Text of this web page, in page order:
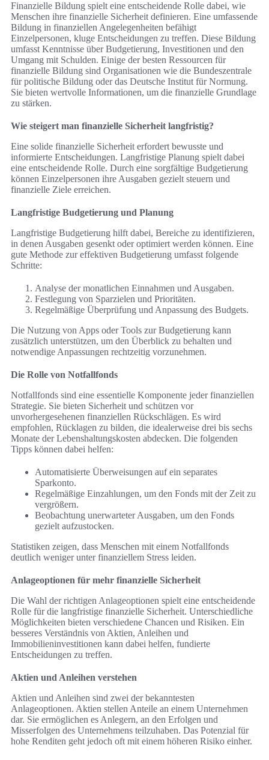
Finanzielle Bildung spielt eine entscheidende Rolle dabei, wie
Menschen ihre finanzielle Sicherheit definieren. Eine umfassende
Bildung in finanziellen Angelegenheiten befähigt
Einzelpersonen, kluge Entscheidungen zu treffen. Diese Bildung
umfasst Kenntnisse über Budgetierung, Investitionen und den
Umgang mit Schulden. Einige der besten Ressourcen für
finanzielle Bildung sind Organisationen wie die Bundeszentrale
für politische Bildung oder das Deutsche Institut für Normung.
Sie bieten wertvolle Informationen, um die finanzielle Grundlage
zu stärken.
Wie steigert man finanzielle Sicherheit langfristig?
Eine solide finanzielle Sicherheit erfordert bewusste und
informierte Entscheidungen. Langfristige Planung spielt dabei
eine entscheidende Rolle. Durch eine sorgfältige Budgetierung
können Einzelpersonen ihre Ausgaben gezielt steuern und
finanzielle Ziele erreichen.
Langfristige Budgetierung und Planung
Langfristige Budgetierung hilft dabei, Bereiche zu identifizieren,
in denen Ausgaben gesenkt oder optimiert werden können. Eine
gute Methode zur effektiven Budgetierung umfasst folgende
Schritte:
Analyse der monatlichen Einnahmen und Ausgaben.
Festlegung von Sparzielen und Prioritäten.
Regelmäßige Überprüfung und Anpassung des Budgets.
Die Nutzung von Apps oder Tools zur Budgetierung kann
zusätzlich unterstützen, um den Überblick zu behalten und
notwendige Anpassungen rechtzeitig vorzunehmen.
Die Rolle von Notfallfonds
Notfallfonds sind eine essentielle Komponente jeder finanziellen
Strategie. Sie bieten Sicherheit und schützen vor
unvorhergesehenen finanziellen Rückschlägen. Es wird
empfohlen, Rücklagen zu bilden, die idealerweise drei bis sechs
Monate der Lebenshaltungskosten abdecken. Die folgenden
Tipps können dabei helfen:
Automatisierte Überweisungen auf ein separates
Sparkonto.
Regelmäßige Einzahlungen, um den Fonds mit der Zeit zu
vergrößern.
Beobachtung unerwarteter Ausgaben, um den Fonds
gezielt aufzustocken.
Statistiken zeigen, dass Menschen mit einem Notfallfonds
deutlich weniger unter finanziellem Stress leiden.
Anlageoptionen für mehr finanzielle Sicherheit
Die Wahl der richtigen Anlageoptionen spielt eine entscheidende
Rolle für die langfristige finanzielle Sicherheit. Unterschiedliche
Möglichkeiten bieten verschiedene Chancen und Risiken. Ein
besseres Verständnis von Aktien, Anleihen und
Immobilieninvestitionen kann dabei helfen, fundierte
Entscheidungen zu treffen.
Aktien und Anleihen verstehen
Aktien und Anleihen sind zwei der bekanntesten
Anlageoptionen. Aktien stellen Anteile an einem Unternehmen
dar. Sie ermöglichen es Anlegern, an den Erfolgen und
Misserfolgen des Unternehmens teilzuhaben. Das Potenzial für
hohe Renditen geht jedoch oft mit einem höheren Risiko einher.